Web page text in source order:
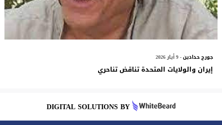
جورج حدادين- 9 أيار 2026
إيران والولايات المتحدة تناقض تناحري
DIGITAL SOLUTIONS BY